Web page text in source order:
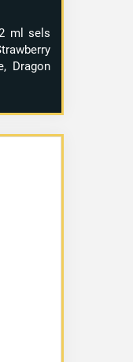
ml sels
Dragon